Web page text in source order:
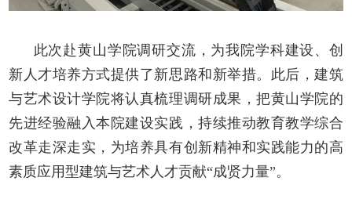
此次赴黄山学院调研交流，为我院学科建设、创
新人才培养方式提供了新思路和新举措。此后，建筑
与艺术设计学院将认真梳理调研成果，把黄山学院的
先进经验融入本院建设实践，持续推动教育教学综合
改革走深走实，为培养具有创新精神和实践能力的高
素质应用型建筑与艺术人才贡献“成贤力量”。